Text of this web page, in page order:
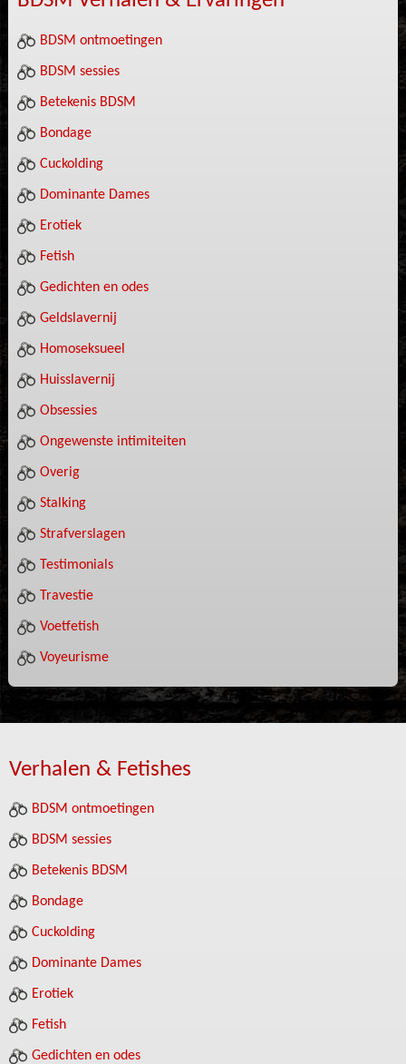
BDSM ontmoetingen
BDSM sessies
Betekenis BDSM
Bondage
Cuckolding
Dominante Dames
Erotiek
Fetish
Gedichten en odes
Geldslavernij
Homoseksueel
Huisslavernij
Obsessies
Ongewenste intimiteiten
Overig
Stalking
Strafverslagen
Testimonials
Travestie
Voetfetish
Voyeurisme
Verhalen & Fetishes
BDSM ontmoetingen
BDSM sessies
Betekenis BDSM
Bondage
Cuckolding
Dominante Dames
Erotiek
Fetish
Gedichten en odes